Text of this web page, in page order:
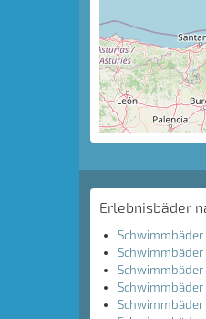
Erlebnisbäder
Schwimmbäder
Schwimmbäder